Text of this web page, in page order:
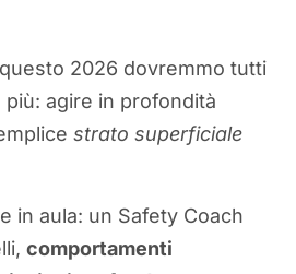
2026 dovremmo tutti
agire in profondità
strato superficiale
in aula: un Safety Coach
comportamenti